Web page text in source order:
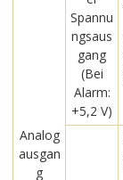
Analog
ausgan
g
Spannu
ngsaus
gang
(Bei
Alarm:
+5,2 V)